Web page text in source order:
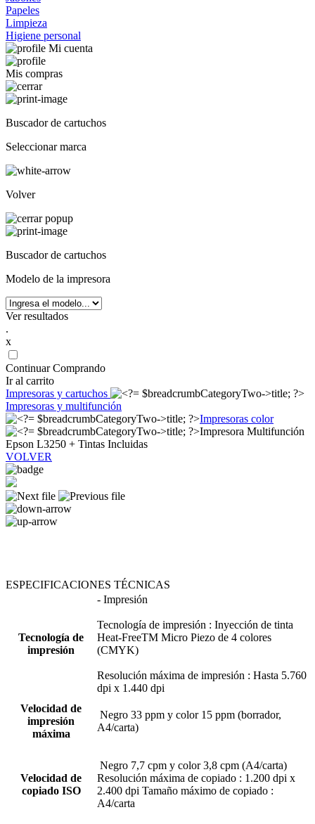
Papeles
Limpieza
Higiene personal
Mi cuenta
Mis compras
Buscador de cartuchos
Seleccionar marca
Volver
Buscador de cartuchos
Modelo de la impresora
Ver resultados
.
x
Continuar Comprando
Ir al carrito
Impresoras y cartuchos
Impresoras y multifunción
Impresoras color
Impresora Multifunción
Epson L3250 + Tintas Incluidas
VOLVER
ESPECIFICACIONES TÉCNICAS
Tecnología de
impresión
- Impresión
Tecnología de impresión : Inyección de tinta
Heat-FreeTM Micro Piezo de 4 colores
(CMYK)
Resolución máxima de impresión : Hasta 5.760
dpi x 1.440 dpi
Velocidad de
impresión
máxima
Negro 33 ppm y color 15 ppm (borrador,
A4/carta)
Velocidad de
copiado ISO
Negro 7,7 cpm y color 3,8 cpm (A4/carta)
Resolución máxima de copiado : 1.200 dpi x
2.400 dpi Tamaño máximo de copiado :
A4/carta